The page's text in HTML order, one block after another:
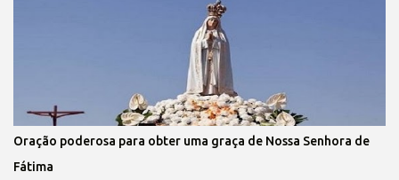
Oração poderosa para obter uma graça de Nossa Senhora de
Fátima